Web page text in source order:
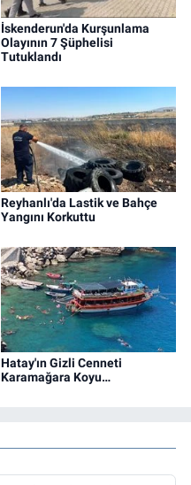
İskenderun'da Kurşunlama
Olayının 7 Şüphelisi
Tutuklandı
Reyhanlı'da Lastik ve Bahçe
Yangını Korkuttu
Hatay'ın Gizli Cenneti
Karamağara Koyu…